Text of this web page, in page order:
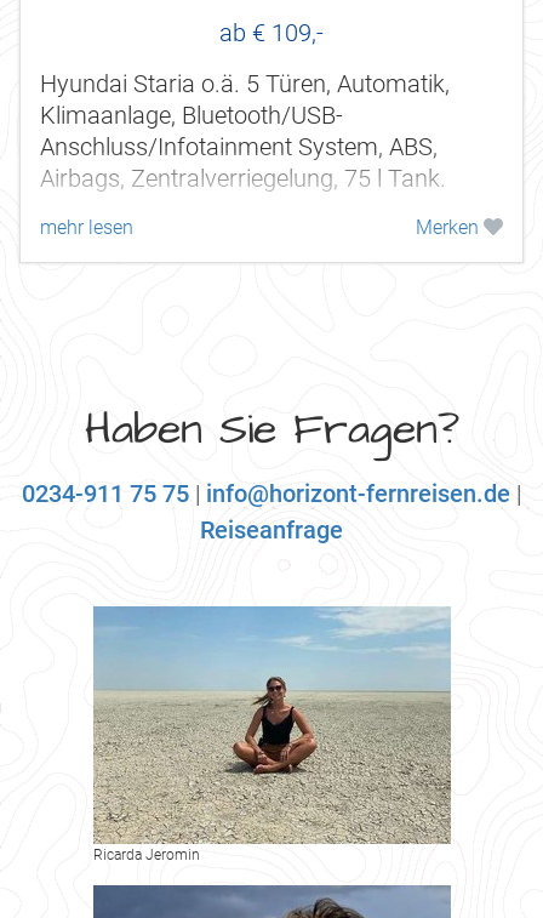
ab € 109,-
Hyundai Staria o.ä. 5 Türen, Automatik,
Klimaanlage, Bluetooth/USB-
Anschluss/Infotainment System, ABS,
Airbags, Zentralverriegelung, 75 l Tank.
mehr lesen Merken
Haben Sie Fragen?
0234-911 75 75 | info@horizont-fernreisen.de |
Reiseanfrage
Ricarda Jeromin